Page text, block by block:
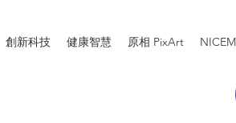
創新科技 健康智慧 原相 PixArt